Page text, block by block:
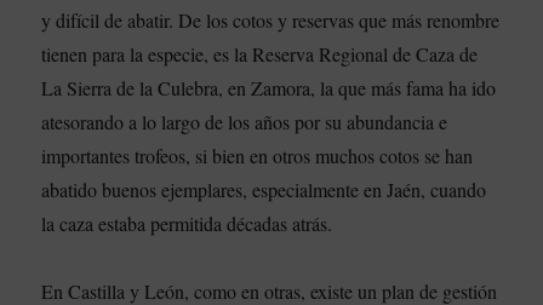
y difícil de abatir. De los cotos y reservas que más renombre
tienen para la especie, es la Reserva Regional de Caza de
La Sierra de la Culebra, en Zamora, la que más fama ha ido
atesorando a lo largo de los años por su abundancia e
importantes trofeos, si bien en otros muchos cotos se han
abatido buenos ejemplares, especialmente en Jaén, cuando
la caza estaba permitida décadas atrás.
En Castilla y León, como en otras, existe un plan de gestión